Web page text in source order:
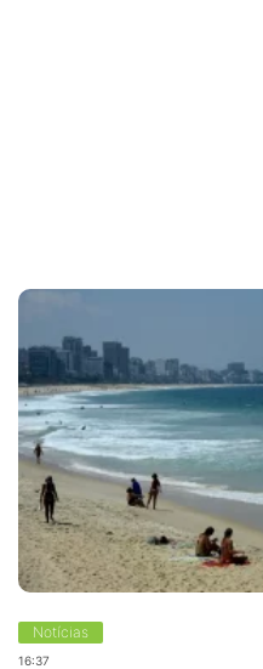
Notícias
16:37